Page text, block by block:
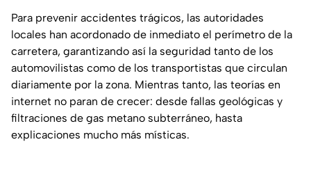
Para prevenir accidentes trágicos, las autoridades
locales han acordonado de inmediato el perímetro de la
carretera, garantizando así la seguridad tanto de los
automovilistas como de los transportistas que circulan
diariamente por la zona. Mientras tanto, las teorías en
internet no paran de crecer: desde fallas geológicas y
filtraciones de gas metano subterráneo, hasta
explicaciones mucho más místicas.